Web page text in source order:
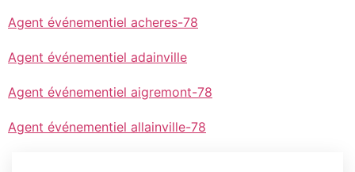
Agent événementiel acheres-78
Agent événementiel adainville
Agent événementiel aigremont-78
Agent événementiel allainville-78